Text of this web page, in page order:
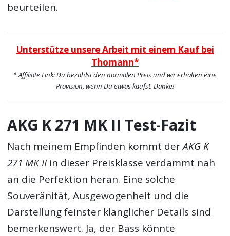
beurteilen.
Unterstütze unsere Arbeit mit einem Kauf bei
Thomann*
* Affiliate Link: Du bezahlst den normalen Preis und wir erhalten eine
Provision, wenn Du etwas kaufst. Danke!
AKG K 271 MK II Test-Fazit
Nach meinem Empfinden kommt derAKG K
271 MK IIin dieser Preisklasse verdammt nah
an die Perfektion heran. Eine solche
Souveränität, Ausgewogenheit und die
Darstellung feinster klanglicher Details sind
bemerkenswert. Ja, der Bass könnte